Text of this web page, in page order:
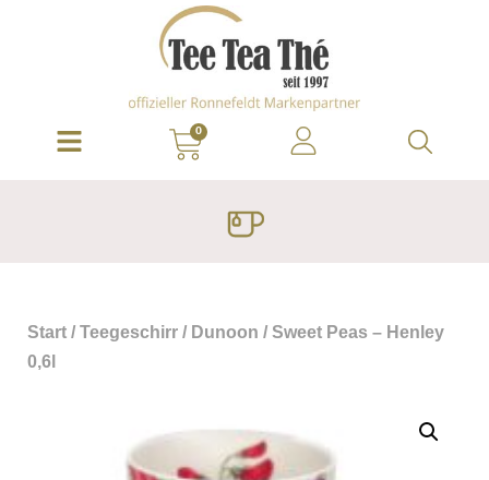
0
Start / Teegeschirr / Dunoon / Sweet Peas – Henley
0,6l